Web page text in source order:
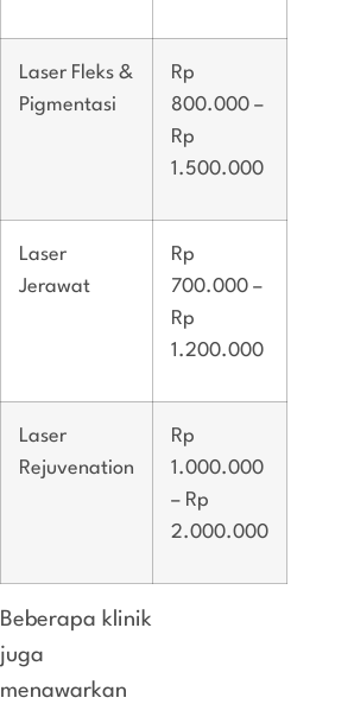
Laser Fleks &
Pigmentasi
Rp
800.000 –
Rp
1.500.000
Laser
Jerawat
Rp
700.000 –
Rp
1.200.000
Laser
Rejuvenation
Rp
1.000.000
– Rp
2.000.000
Beberapa klinik
juga
menawarkan